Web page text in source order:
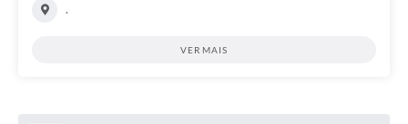
.
VER MAIS